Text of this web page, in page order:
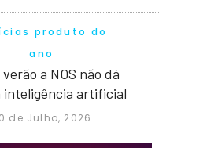
produto do
ano
a NOS não dá
inteligência artificial
de Julho, 2026